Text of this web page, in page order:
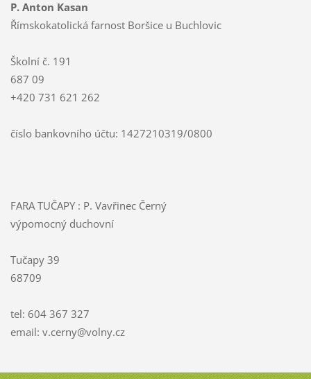
P. Anton Kasan
Římskokatolická farnost Boršice u Buchlovic
Školní č. 191
687 09
+420 731 621 262
číslo bankovního účtu: 1427210319/0800
FARA TUČAPY : P. Vavřinec Černý
výpomocný duchovní
Tučapy 39
68709
tel: 604 367 327
email: v.cerny@volny.cz